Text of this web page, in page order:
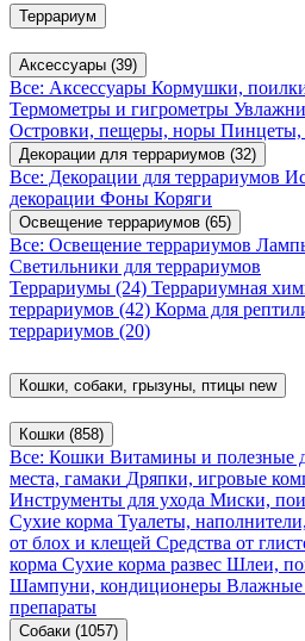
Террариум
Аксессуары (39)
Все: Аксессуары Кормушки,
Термометры и гигрометры
Островки, пещеры, норы Пинцеты,
Декорации для террариумов (32)
Все: Декорации для террариумов
декорации Фоны Коряги
Освещение террариумов (65)
Все: Освещение террариумов
Светильники для террариумов
Террариумы (24) Террариумная
террариумов (42) Корма для
террариумов (20)
Кошки, собаки, грызуны, птицы new
Кошки (858)
Все: Кошки Витамины и полезные
места, гамаки Дряпки, игровые
Инструменты для ухода Миски,
Сухие корма Туалеты,
от блох и клещей Средства от
корма Сухие корма развес Шлеи,
Шампуни, кондиционеры Влажные
препараты
Собаки (1057)